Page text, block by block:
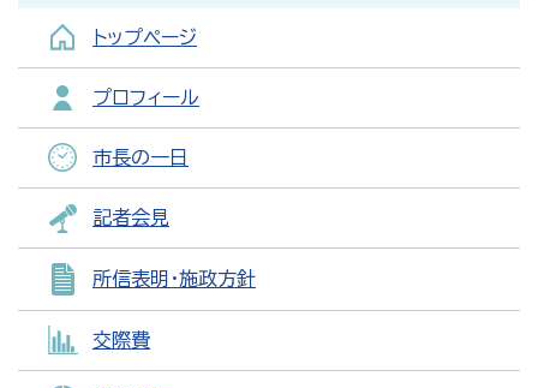
トップページ
プロフィール
市長の一日
記者会見
所信表明・施政方針
交際費